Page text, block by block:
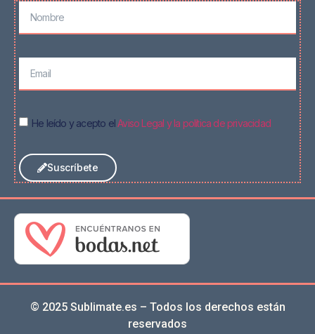
He leído y acepto elAviso Legal y la política de privacidad
Suscríbete
© 2025 Sublimate.es – Todos los derechos están
reservados